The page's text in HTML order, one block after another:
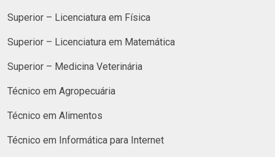
Superior – Licenciatura em Física
Superior – Licenciatura em Matemática
Superior – Medicina Veterinária
Técnico em Agropecuária
Técnico em Alimentos
Técnico em Informática para Internet